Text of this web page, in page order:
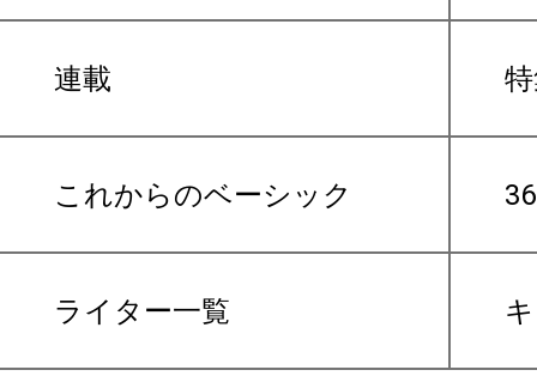
連載
これからのベーシック
ライター一覧